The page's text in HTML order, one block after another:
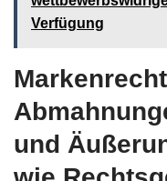
Verfügung
und